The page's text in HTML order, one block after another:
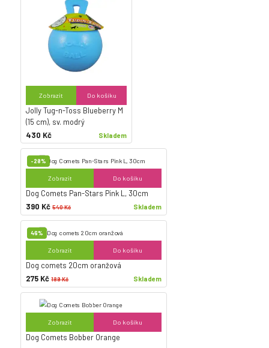
Zobrazit Do košíku
Jolly Tug-n-Toss Blueberry M
(15 cm), sv. modrý
430 Kč
Skladem
-28%
Zobrazit Do košíku
Dog Comets Pan-Stars Pink L, 30cm
390 Kč 540 Kč Skladem
46%
Zobrazit Do košíku
Dog comets 20cm oranžová
275 Kč 189 Kč Skladem
Zobrazit Do košíku
Dog Comets Bobber Orange